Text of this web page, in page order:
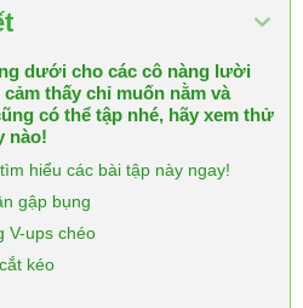
dưới cho các cô nàng lười
thấy chỉ muốn nằm và
có thể tập nhé, hãy xem thử
nào!
hiểu các bài tập này ngay!
gập bụng
V-ups chéo
kéo